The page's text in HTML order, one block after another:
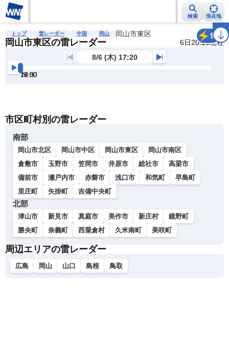
検索 現在地
雨雲レーダー 台風情報 地震情報 警報・注意報 2週間天気 ラ
トップ 雷レーダー 中国 岡山 岡山市東区
岡山市東区の雷レーダー 6日20:10現在
雷
8/6 (木) 17:20
17:30
18:00
18:30
19:00
19:30
20:00
市区町村別の雷レーダー
南部
岡山市北区 岡山市中区 岡山市東区
岡山市南区
倉敷市
玉野市 笠岡市 井原市 総社市
高梁市
備前市
瀬戸内市 赤磐市 浅口市 和気町
早島町
里庄町
矢掛町 吉備中央町
北部
津山市 新見市 真庭市 美作市 新庄村
鏡野町
勝央町
奈義町 西粟倉村 久米南町 美咲町
周辺エリアの雷レーダー
広島 岡山 山口 島根 鳥取